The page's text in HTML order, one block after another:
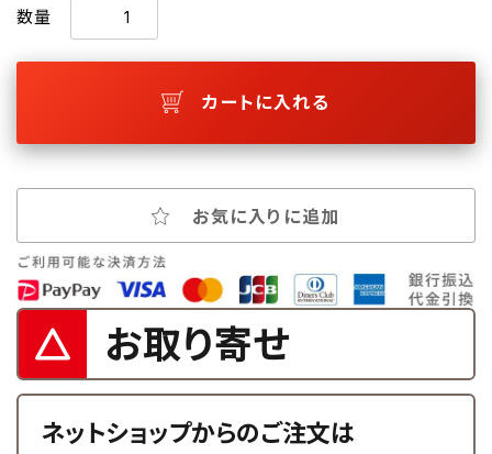
数量
カートに入れる
お気に入りに追加
お取り寄せ
ネットショップからのご注文は